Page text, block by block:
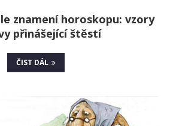
znamení horoskopu: vzory
přinášející štěstí
ČIST DÁL